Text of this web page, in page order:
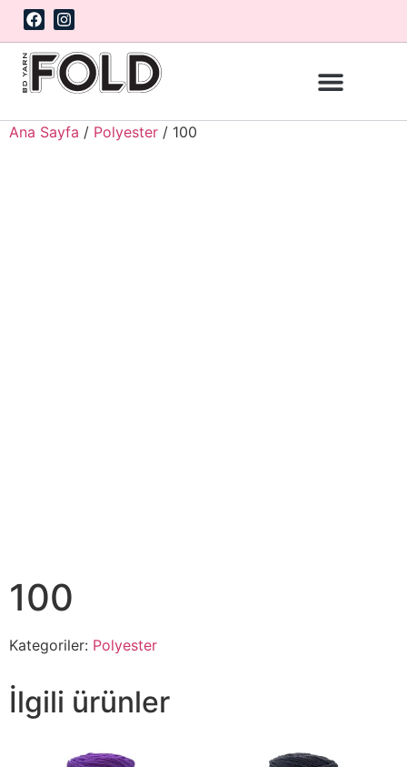
Ana Sayfa / Polyester / 100
100
Kategoriler: Polyester
İlgili ürünler